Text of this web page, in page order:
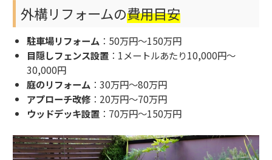
外構リフォームの費用目安
駐車場リフォーム ：50万円～150万円
目隠しフェンス設置 ：1メートルあたり10,000円～
30,000円
庭のリフォーム ：30万円～80万円
アプローチ改修 ：20万円～70万円
ウッドデッキ設置 ：70万円～150万円